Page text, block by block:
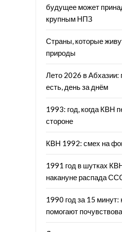
будущее может
крупным НПЗ
Страны, которые
природы
Лето 2026 в Абхазии:
есть, день за днём
1993: год, когда КВН
стороне
КВН 1992: смех на
1991 год в шутках
накануне распада
1990 год за 15 минут:
помогают